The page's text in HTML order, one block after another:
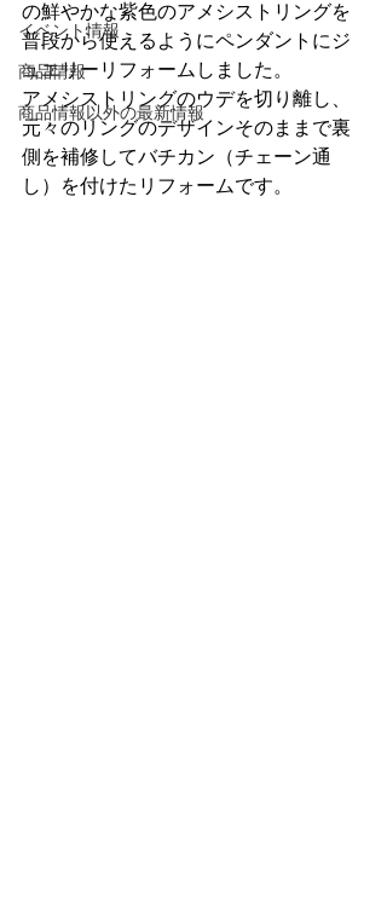
イベント情報
商品情報
商品情報以外の最新情報
の鮮やかな紫色のアメシストリングを
普段から使えるようにペンダントにジ
ュエリーリフォームしました。
アメシストリングのウデを切り離し、
元々のリングのデザインそのままで裏
側を補修してバチカン（チェーン通
し）を付けたリフォームです。